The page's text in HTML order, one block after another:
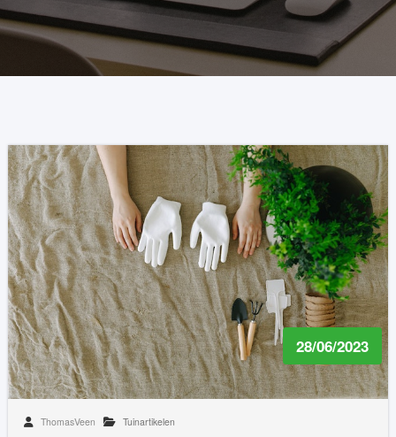
28/06/2023
ThomasVeen
Tuinartikelen